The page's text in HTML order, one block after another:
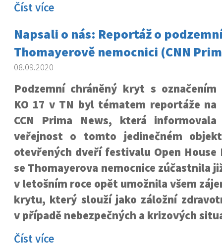
Číst více
Napsali o nás: Reportáž o
Thomayerově nemocnici (CNN
08.09.2020
Podzemní chráněný kryt s označením
KO 17 v TN byl tématem reportáže na
CCN Prima News, která informovala
veřejnost o tomto jedinečném
otevřených dveří festivalu Open House
se Thomayerova nemocnice zúčastnila
v letošním roce opět umožnila všem
krytu, který slouží jako záložní
v případě nebezpečných a krizových
Číst více